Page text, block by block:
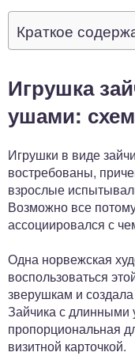
Краткое
Игрушка
ушами:
Игрушки в виде
востребованы,
взрослые
Возможно все
ассоциировался с
Одна норвежская
воспользоваться
зверушкам и
Зайчика с
пропорциональная
визитной карточкой.